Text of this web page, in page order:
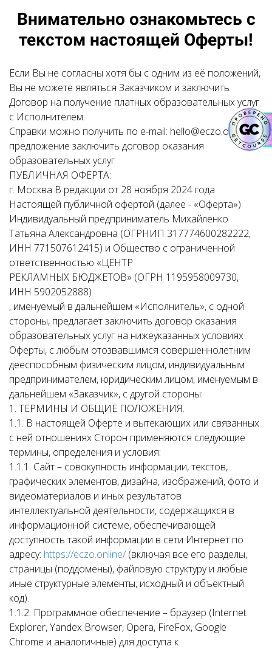
Внимательно ознакомьтесь с
текстом настоящей Оферты!
Если Вы не согласны хотя бы с одним из её положений,
Вы не можете являться Заказчиком и заключить
Договор на получение платных образовательных услуг
с Исполнителем.
Справки можно получить по e-mail: hello@eczo.online
предложение заключить договор оказания
образовательных услуг
ПУБЛИЧНАЯ ОФЕРТА:
г. Москва В редакции от 28 ноября 2024 года
Настоящей публичной офертой (далее - «Оферта»)
Индивидуальный предприниматель Михайленко
Татьяна Александровна (ОГРНИП 317774600282222,
ИНН 771507612415) и Общество с ограниченной
ответственностью «ЦЕНТР
РЕКЛАМНЫХ БЮДЖЕТОВ» (ОГРН 1195958009730,
ИНН 5902052888)
, именуемый в дальнейшем «Исполнитель», с одной
стороны, предлагает заключить договор оказания
образовательных услуг на нижеуказанных условиях
Оферты, с любым отозвавшимся совершеннолетним
дееспособным физическим лицом, индивидуальным
предпринимателем, юридическим лицом, именуемым в
дальнейшем «Заказчик», с другой стороны:
1. ТЕРМИНЫ И ОБЩИЕ ПОЛОЖЕНИЯ.
1.1. В настоящей Оферте и вытекающих или связанных
с ней отношениях Сторон применяются следующие
термины, определения и условия:
1.1.1. Сайт – совокупность информации, текстов,
графических элементов, дизайна, изображений, фото и
видеоматериалов и иных результатов
интеллектуальной деятельности, содержащихся в
информационной системе, обеспечивающей
доступность такой информации в сети Интернет по
адресу: https://eczo.online/ (включая все его разделы,
страницы (поддомены), файловую структуру и любые
иные структурные элементы, исходный и объектный
код).
1.1.2. Программное обеспечение – браузер (Internet
Explorer, Yandex Browser, Opera, FireFox, Google
Chrome и аналогичные) для доступа к